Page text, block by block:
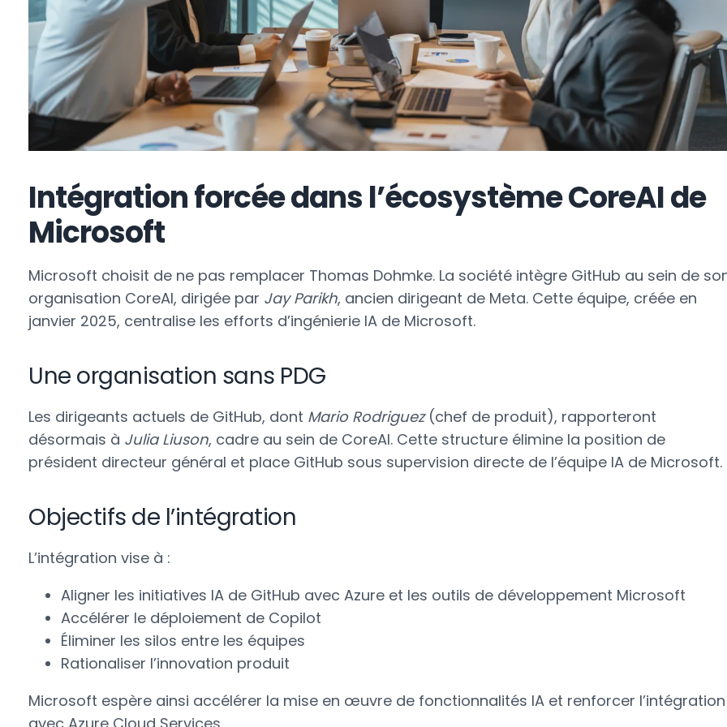
Intégration forcée dans l’écosystème CoreAI de
Microsoft
Microsoft choisit de ne pas remplacer Thomas Dohmke. La société intègre GitHub au sein de
organisation CoreAI, dirigée par Jay Parikh, ancien dirigeant de Meta. Cette équipe, créée en
janvier 2025, centralise les efforts d’ingénierie IA de Microsoft.
Une organisation sans PDG
Les dirigeants actuels de GitHub, dont Mario Rodriguez(chef de produit), rapporteront
désormais à Julia Liuson, cadre au sein de CoreAI. Cette structure élimine la position de
président directeur général et place GitHub sous supervision directe de l’équipe IA de Microsoft.
Objectifs de l’intégration
L’intégration vise à :
Aligner les initiatives IA de GitHub avec Azure et les outils de développement Microsoft
Accélérer le déploiement de Copilot
Éliminer les silos entre les équipes
Rationaliser l’innovation produit
Microsoft espère ainsi accélérer la mise en œuvre de fonctionnalités IA et renforcer l’intégration